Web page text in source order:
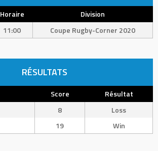
Horaire
Division
11:00 Coupe Rugby-Corner 2020
RÉSULTATS
Score
Résultat
8
Loss
19 Win